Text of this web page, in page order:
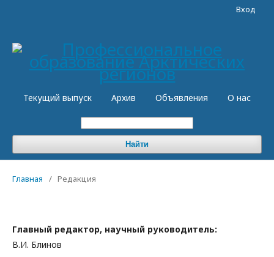
Текущий выпуск Архив Объявления О нас
Найти
Вход
Главная / Редакция
Главный редактор, научный руководитель:
В.И. Блинов